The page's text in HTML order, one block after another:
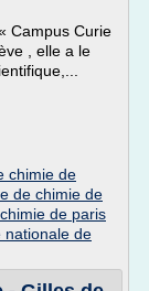
Campus Curie
, elle a le
chimie de
de chimie de
de paris
nationale de